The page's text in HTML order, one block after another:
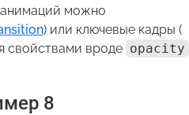
анимаций можно
) или ключевые кадры (
свойствами вроде opacity
8